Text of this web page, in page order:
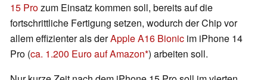
15 Prozum Einsatz kommen soll, bereits auf die
fortschrittliche Fertigung setzen, wodurch der Chip vor
allem effizienter als derApple A16 Bionic im iPhone 14
Pro (ca. 1.200 Euro auf Amazon ) arbeiten soll.